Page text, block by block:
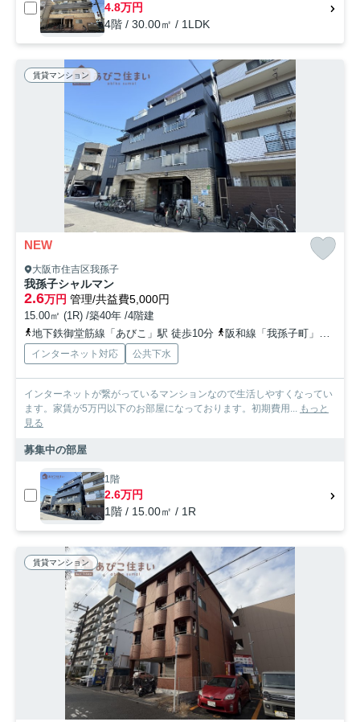
4.8万円
4階 / 30.00㎡ / 1LDK
賃貸マンション
NEW
大阪市住吉区我孫子
我孫子シャルマン
2.6万円 管理/共益費5,000円
15.00㎡ (1R) /築40年 /4階建
地下鉄御堂筋線「あびこ」駅 徒歩10分
阪和線「我孫子町」駅 徒歩5分
インターネット対応 公共下水
インターネットが繋がっているマンションなので生活しやすくなってい
ます。家賃が5万円以下のお部屋になっております。初期費用...
もっと
見る
募集中の部屋
1階
2.6万円
1階 / 15.00㎡ / 1R
賃貸マンション